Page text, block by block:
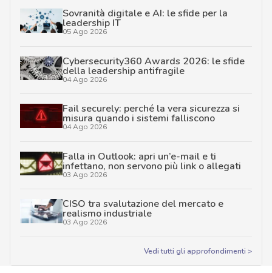
Sovranità digitale e AI: le sfide per la
leadership IT
05 Ago 2026
Cybersecurity360 Awards 2026: le sfide
della leadership antifragile
04 Ago 2026
Fail securely: perché la vera sicurezza si
misura quando i sistemi falliscono
04 Ago 2026
Falla in Outlook: apri un’e-mail e ti
infettano, non servono più link o allegati
03 Ago 2026
CISO tra svalutazione del mercato e
realismo industriale
03 Ago 2026
Vedi tutti gli approfondimenti >